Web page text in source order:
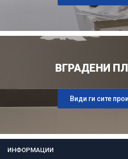
ВГРАДЕНИ
Види ги сите
ИНФОРМАЦИИ